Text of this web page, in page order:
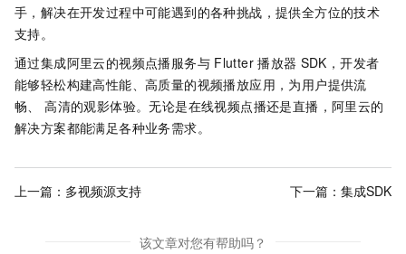
手，解决在开发过程中可能遇到的各种挑战，提供全方位的技术
支持。
通过集成阿里云的视频点播服务与 Flutter 播放器 SDK，开发者
能够轻松构建高性能、高质量的视频播放应用，为用户提供流
畅、 高清的观影体验。无论是在线视频点播还是直播，阿里云的
解决方案都能满足各种业务需求。
上一篇： 多视频源支持 下一篇： 集成SDK
该文章对您有帮助吗？